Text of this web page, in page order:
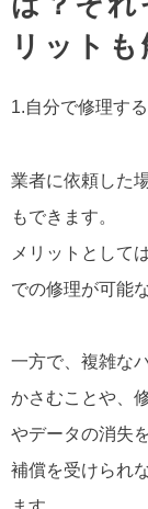
リットも
1.自分で修理する
業者に依頼した
もできます。
メリットとして
での修理が可能
一方で、複雑な
かさむことや、
やデータの消失
補償を受けられ